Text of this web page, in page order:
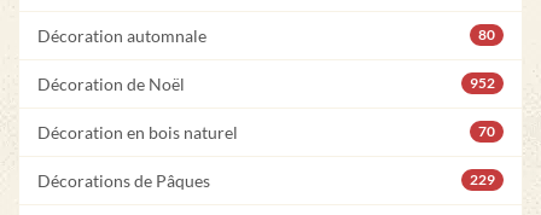
Décoration automnale 80
Décoration de Noël 952
Décoration en bois naturel 70
Décorations de Pâques 229